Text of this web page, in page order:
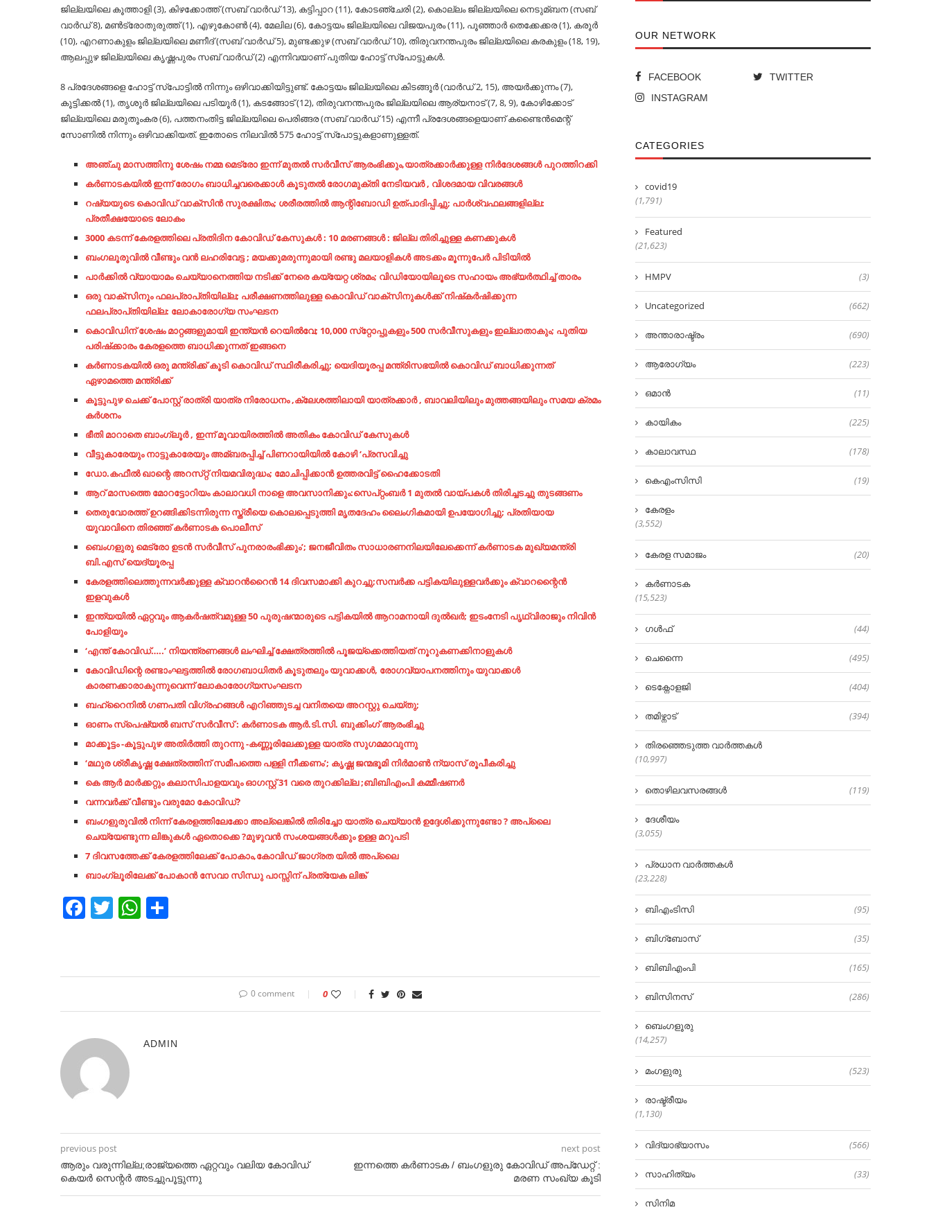
ജില്ലയിലെ കൂത്താളി (3), കിഴക്കോത്ത് (സബ് വാര്‍ഡ് 13), കട്ടിപ്പാറ (11), കോടഞ്ചേരി (2), കൊല്ലം ജില്ലയിലെ നെടുമ്ബന (സബ്
വാര്‍ഡ് 8), മണ്‍ട്രോതുരുത്ത് (1), എഴുകോണ്‍ (4), മേലില (6), കോട്ടയം ജില്ലയിലെ വിജയപുരം (11), പൂഞ്ഞാര്‍ തെക്കേക്കര (1), കരൂര്‍
(10), എറണാകുളം ജില്ലയിലെ മണീദ് (സബ് വാര്‍ഡ് 5), മുണ്ടക്കുഴ (സബ് വാര്‍ഡ് 10), തിരുവനന്തപുരം ജില്ലയിലെ കരകുളം (18, 19),
ആലപ്പുഴ ജില്ലയിലെ കൃഷ്ണപുരം സബ് വാര്‍ഡ് (2) എന്നിവയാണ് പുതിയ ഹോട്ട് സ്‌പോട്ടുകള്‍.
8 പ്രദേശങ്ങളെ ഹോട്ട് സ്‌പോട്ടില്‍ നിന്നും ഒഴിവാക്കിയിട്ടുണ്ട്. കോട്ടയം ജില്ലയിലെ കിടങ്ങൂര്‍ (വാര്‍ഡ് 2, 15), അയര്‍ക്കുന്നം (7),
കൂട്ടിക്കല്‍ (1), തൃശൂര്‍ ജില്ലയിലെ പടിയൂര്‍ (1), കടങ്ങോട് (12), തിരുവനന്തപുരം ജില്ലയിലെ ആര്യനാട് (7, 8, 9), കോഴിക്കോട്
ജില്ലയിലെ മരുതൂംകര (6), പത്തനംതിട്ട ജില്ലയിലെ പെരിങ്ങര (സബ് വാര്‍ഡ് 15) എന്നീ പ്രദേശങ്ങളെയാണ് കണ്ടൈന്‍മെന്റ്
സോണില്‍ നിന്നും ഒഴിവാക്കിയത്. ഇതോടെ നിലവില്‍ 575 ഹോട്ട് സ്‌പോട്ടുകളാണുള്ളത്.
അഞ്ചു മാസത്തിനു ശേഷം നമ്മ മെട്രോ ഇന്ന് മുതൽ സർവീസ് ആരംഭിക്കും,യാത്രക്കാർക്കുള്ള നിർദേശങ്ങൾ പുറത്തിറക്കി
കർണാടകയിൽ ഇന്ന് രോഗം ബാധിച്ചവരെക്കാൾ കൂടുതൽ രോഗമുക്തി നേടിയവർ , വിശദമായ വിവരങ്ങൾ
റഷ്യയുടെ കൊവിഡ് വാക്‌സിൻ സുരക്ഷിതം; ശരീരത്തിൽ ആന്റിബോഡി ഉത്പാദിപ്പിച്ചു; പാർശ്വഫലങ്ങളില്ല:
പ്രതീക്ഷയോടെ ലോകം
3000 കടന്ന് കേരളത്തിലെ പ്രതിദിന കോവിഡ് കേസുകള്‍ : 10 മരണങ്ങള്‍ : ജില്ല തിരിച്ചുള്ള കണക്കുകള്‍
ബംഗലൂരുവില്‍ വീണ്ടും വന്‍ ലഹരിവേട്ട ; മയക്കുമരുന്നുമായി രണ്ടു മലയാളികള്‍ അടക്കം മൂന്നുപേര്‍ പിടിയില്‍
പാര്‍ക്കില്‍ വ്യായാമം ചെയ്യാനെത്തിയ നടിക്ക് നേരെ കയ്യേറ്റ ശ്രമം; വിഡിയോയിലൂടെ സഹായം അഭ്യര്‍ത്ഥിച്ച്‌ താരം
ഒരു വാക്സിനും ഫലപ്രാപ്‍തിയില്ല; പരീക്ഷണത്തിലുള്ള കൊവിഡ് വാക്സിനുകള്‍ക്ക് നിഷ്‍കര്‍ഷിക്കുന്ന
ഫലപ്രാപ്‍തിയില്ല: ലോകാരോഗ്യ സംഘടന
കൊവിഡിന് ശേഷം മാറ്റങ്ങളുമായി ഇന്ത്യന്‍ റെയില്‍വേ; 10,000 സ്‌റ്റോപ്പുകളും 500 സര്‍വീസുകളും ഇല്ലാതാകും; പുതിയ
പരിഷ്‌ക്കാരം കേരളത്തെ ബാധിക്കുന്നത് ഇങ്ങനെ
കര്‍ണാടകയില്‍ ഒരു മന്ത്രിക്ക് കൂടി കൊവിഡ് സ്ഥിരീകരിച്ചു; യെദിയൂരപ്പ മന്ത്രിസഭയില്‍ കൊവിഡ് ബാധിക്കുന്നത്
ഏഴാമത്തെ മന്ത്രിക്ക്
കൂട്ടുപുഴ ചെക്ക് പോസ്റ്റ് രാത്രി യാത്ര നിരോധനം ,ക്ലേശത്തിലായി യാത്രക്കാർ , ബാവലിയിലും മുത്തങ്ങയിലും സമയ ക്രമം
കർശനം
ഭീതി മാറാതെ ബാംഗ്ലൂർ , ഇന്ന് മൂവായിരത്തിൽ അതികം കോവിഡ് കേസുകൾ
വീട്ടുകാരേയും നാട്ടുകാരേയും അമ്ബരപ്പിച്ച്‌ പിണറായിയില്‍ കോഴി ‘പ്രസവിച്ചു
ഡോ.കഫീല്‍ ഖാന്റെ അറസ്‌റ്റ് നിയമവിരുദ്ധം; മോചിപ്പിക്കാന്‍ ഉത്തരവിട്ട് ഹൈക്കോടതി
ആറ് മാസത്തെ മോറട്ടോറിയം കാലാവധി നാളെ അവസാനിക്കും:സെപ്റ്റംബര്‍ 1 മുതല്‍ വായ്പകള്‍ തിരിച്ചടച്ചു തുടങ്ങണം
തെരുവോരത്ത് ഉറങ്ങിക്കിടന്നിരുന്ന സ്ത്രീയെ കൊലപ്പെടുത്തി മൃതദേഹം ലൈംഗികമായി ഉപയോഗിച്ചു; പ്രതിയായ
യുവാവിനെ തിരഞ്ഞ് കര്‍ണാടക പൊലീസ്
ബെംഗളുരു മെട്രോ ഉടന്‍ സര്‍വീസ് പുനരാരംഭിക്കും’; ജനജീവിതം സാധാരണനിലയിലേക്കെന്ന് കര്‍ണാടക മുഖ്യമന്ത്രി
ബി.എസ് യെദ്യൂരപ്പ
കേരളത്തിലെത്തുന്നവർക്കുള്ള ക്വാറന്‍റൈന്‍ 14 ദിവസമാക്കി കുറച്ചു;സമ്പര്‍ക്ക പട്ടികയിലുള്ളവർക്കും ക്വാറന്റൈൻ
ഇളവുകൾ
ഇന്ത്യയില്‍ ഏറ്റവും ആകര്‍ഷത്വമുള്ള 50 പുരുഷന്മാരുടെ പട്ടികയില്‍ ആറാമനായി ദുല്‍ഖര്‍; ഇടംനേടി പൃഥ്വിരാജും നിവിന്‍
പോളിയും
‘എന്ത് കോവിഡ്…..’ നിയന്ത്രണങ്ങള്‍ ലംഘിച്ച് ക്ഷേത്രത്തില്‍ പൂജയ്‌ക്കെത്തിയത് നൂറുകണക്കിനാളുകള്‍
കോവിഡിന്റെ രണ്ടാംഘട്ടത്തില്‍ രോഗബാധിതര്‍ കൂടുതലും യുവാക്കള്‍, രോഗവ്യാപനത്തിനും യുവാക്കള്‍
കാരണക്കാരാകുന്നുവെന്ന് ലോകാരോഗ്യസംഘടന
ബഹ്‌റൈനില്‍ ഗണപതി വിഗ്രഹങ്ങള്‍ എറിഞ്ഞുടച്ച വനിതയെ അറസ്റ്റു ചെയ്തു;
ഓണം സ്പെഷ്യൽ ബസ് സർവീസ് : കർണാടക ആർ.ടി.സി. ബുക്കിംഗ് ആരംഭിച്ചു
മാക്കൂട്ടം -കൂട്ടുപുഴ അതിർത്തി തുറന്നു -കണ്ണൂരിലേക്കുള്ള യാത്ര സുഗമമാവുന്നു
‘മഥുര ശ്രീകൃഷ്ണ ക്ഷേത്രത്തിന് സമീപത്തെ പള്ളി നീക്കണം’; കൃഷ്ണ ജന്മഭൂമി നിർമാൺ ന്യാസ് രൂപീകരിച്ചു
കെ ആർ മാർക്കറ്റും കലാസിപാളയവും ഓഗസ്റ്റ് 31 വരെ തുറക്കില്ല ;ബിബിഎംപി കമ്മീഷണർ
വന്നവര്‍ക്ക്​ വീണ്ടും വരുമോ കോവിഡ്​?
ബംഗളുരുവിൽ നിന്ന് കേരളത്തിലേക്കോ അല്ലെങ്കിൽ തിരിച്ചോ യാത്ര ചെയ്യാൻ ഉദ്ദേശിക്കുന്നുണ്ടോ ? അപ്ലൈ
ചെയ്യേണ്ടുന്ന ലിങ്കുകൾ ഏതൊക്കെ ?മുഴുവൻ സംശയങ്ങൾക്കും ഉള്ള മറുപടി
7 ദിവസത്തേക്ക് കേരളത്തിലേക്ക് പോകാം,കോവിഡ് ജാഗ്രത യിൽ അപ്ലൈ
ബാംഗ്ലൂരിലേക്ക് പോകാൻ സേവാ സിന്ധു പാസ്സിന് പ്രത്യേക ലിങ്ക്
Facebook
TwitterWhatsApp
0 comment 0
ADMIN
previous post
ആരും വരുന്നില്ല;രാജ്യത്തെ ഏറ്റവും വലിയ കോവിഡ്
കെയര്‍ സെന്റര്‍ അടച്ചുപൂട്ടുന്നു
next post
ഇന്നത്തെ കർണാടക / ബംഗളുരു കോവിഡ് അപ്ഡേറ്റ് :
മരണ സംഖ്യ കൂടി
OUR NETWORK
FACEBOOK
TWITTER
INSTAGRAM
CATEGORIES
covid19
(1,791)
Featured
(21,623)
HMPV (3)
Uncategorized (662)
അന്താരാഷ്ട്രം (690)
ആരോഗ്യം (223)
ഒമാൻ (11)
കായികം (225)
കാലാവസ്ഥ (178)
കെഎംസിസി (19)
കേരളം
(3,552)
കേരള സമാജം (20)
കർണാടക
(15,523)
ഗൾഫ് (44)
ചെന്നൈ (495)
ടെക്നോളജി (404)
തമിഴ്നാട് (394)
തിരഞ്ഞെടുത്ത വാർത്തകൾ
(10,997)
തൊഴിലവസരങ്ങൾ (119)
ദേശീയം
(3,055)
പ്രധാന വാർത്തകൾ
(23,228)
ബിഎംടിസി (95)
ബിഗ്‌ബോസ് (35)
ബിബിഎംപി (165)
ബിസിനസ് (286)
ബെംഗളൂരു
(14,257)
മംഗളുരു (523)
രാഷ്ട്രീയം
(1,130)
വിദ്യാഭ്യാസം (566)
സാഹിത്യം (33)
സിനിമ